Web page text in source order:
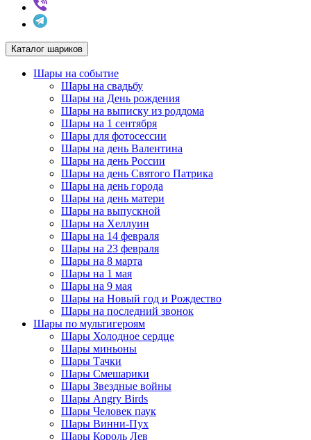
Каталог шариков
Шары на событие
Шары на свадьбу
Шары на День рождения
Шары на выписку из роддома
Шары на 1 сентября
Шары для фотосессии
Шары на день Валентина
Шары на день России
Шары на день Святого Патрика
Шары на день города
Шары на день матери
Шары на выпускной
Шары на Хеллуин
Шары на 14 февраля
Шары на 23 февраля
Шары на 8 марта
Шары на 1 мая
Шары на 9 мая
Шары на Новый год и Рождество
Шары на последний звонок
Шары по мультигероям
Шары Холодное сердце
Шары миньоны
Шары Тачки
Шары Смешарики
Шары Звездные войны
Шары Angry Birds
Шары Человек паук
Шары Винни-Пух
Шары Король Лев